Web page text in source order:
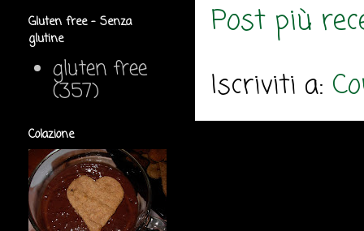
Post più
Iscriviti a:
Gluten free - Senza
glutine
gluten free
(357)
Colazione